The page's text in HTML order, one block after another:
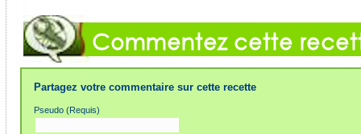
Partagez votre commentaire sur cette recette
Pseudo (Requis)